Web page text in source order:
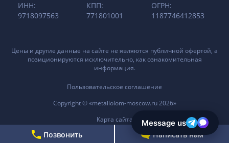
Позвонить Написать нам
ИНН:
9718097563
КПП:
771801001
ОГРН:
1187746412853
Цены и другие данные на сайте не являются публичной офертой, а
позиционируются исключительно, как ознакомительная
информация.
Пользовательское соглашение
Copyright © «metallolom-moscow.ru 2026»
Карта сайта